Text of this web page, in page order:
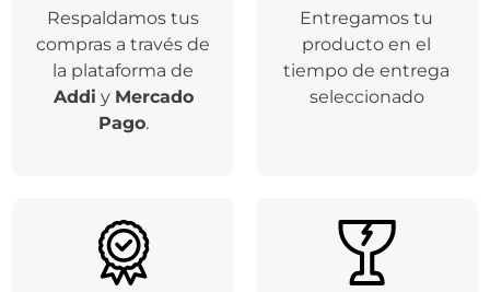
Respaldamos tus
compras a través de
la plataforma de
Addi y Mercado
Pago.
Entregamos tu
producto en el
tiempo de entrega
seleccionado